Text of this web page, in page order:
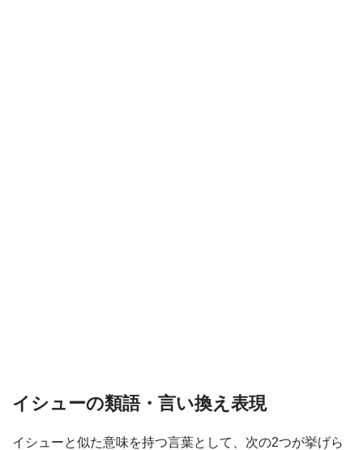
イシューの類語・言い換え表現
イシューと似た意味を持つ言葉として、次の2つが挙げら